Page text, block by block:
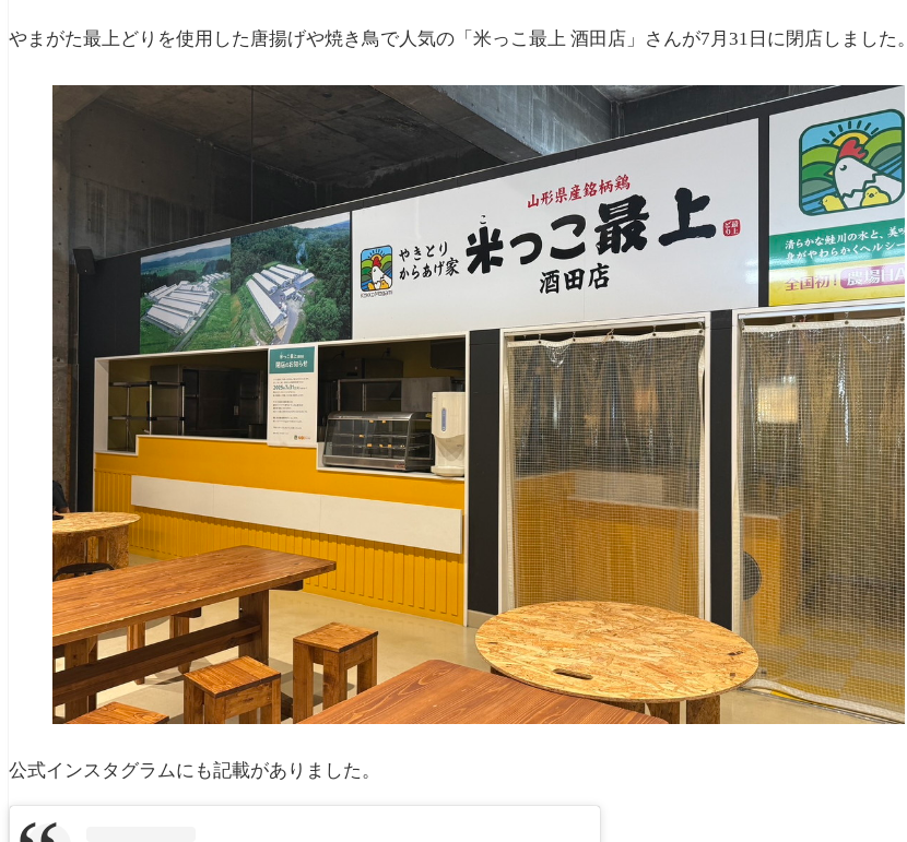
やまがた最上どりを使用した唐揚げや焼き鳥で人気の「米っこ最上 酒田店」さんが7月31日に閉店しました。
公式インスタグラムにも記載がありました。